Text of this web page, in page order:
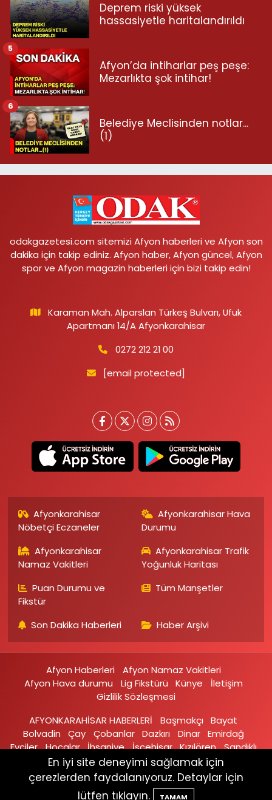
Deprem riski yüksek
hassasiyetle haritalandırıldı
Afyon’da intiharlar peş peşe:
Mezarlıkta şok intihar!
5
Belediye Meclisinden notlar...
(1)
6
odakgazetesi.com sitemizi Afyon haberleri ve Afyon son
dakika için takip ediniz. Afyon haber, Afyon güncel, Afyon
spor ve Afyon magazin haberleri için bizi takip edin!
Karaman Mah. Alparslan Türkeş Bulvarı, Ufuk
Apartmanı 14/A Afyonkarahisar
0272 212 21 00
[email protected]
Afyonkarahisar
Nöbetçi Eczaneler
Afyonkarahisar Hava
Durumu
Afyonkarahisar
Namaz Vakitleri
Afyonkarahisar Trafik
Yoğunluk Haritası
Puan Durumu ve
Fikstür
Tüm Manşetler
Son Dakika Haberleri Haber Arşivi
Afyon Haberleri
Afyon Namaz Vakitleri
Afyon Hava durumu
Lig Fikstürü Künye
İletişim
Gizlilik Sözleşmesi
AFYONKARAHİSAR HABERLERİ
Başmakçı
Bayat
Bolvadin
Çay Çobanlar Dazkırı Dinar Emirdağ‎
Evciler‎ Hocalar İhsaniye‎ İscehisar Kızılören‎ Sandıklı‎
Sinanpaşa Şuhut Sultandağı
Haber Yazılımı: TE Bilişim
En iyi site deneyimi sağlamak için
çerezlerden faydalanıyoruz. Detaylar için
lütfen tıklayın.
TAMAM